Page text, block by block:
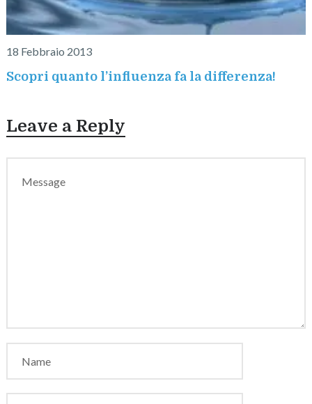
18 Febbraio 2013
Scopri quanto l’influenza fa la differenza!
Leave a Reply